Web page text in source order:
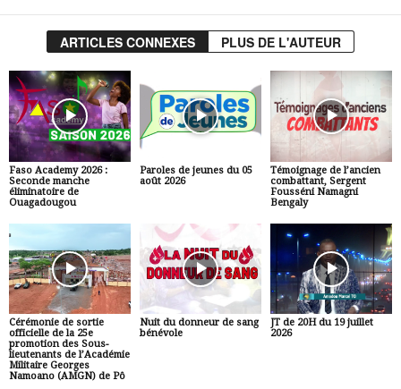
ARTICLES CONNEXES PLUS DE L'AUTEUR
Faso Academy 2026 :
Seconde manche
éliminatoire de
Ouagadougou
Paroles de jeunes du 05
août 2026
Témoignage de l’ancien
combattant, Sergent
Fousséni Namagni
Bengaly
Cérémonie de sortie
officielle de la 25e
promotion des Sous-
lieutenants de l’Académie
Militaire Georges
Namoano (AMGN) de Pô
Nuit du donneur de sang
bénévole
JT de 20H du 19 juillet
2026